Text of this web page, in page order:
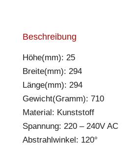
Beschreibung
Höhe(mm): 25
Breite(mm): 294
Länge(mm): 294
Gewicht(Gramm): 710
Material: Kunststoff
Spannung: 220 – 240V AC
Abstrahlwinkel: 120°